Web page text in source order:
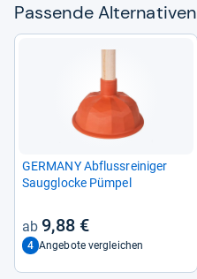
Pas­sende Alter­na­ti­ven
GER­MANY Abfluss­rei­ni­ger
Saug­glo­cke Püm­pel
9,88 €
4 Angebote vergleichen